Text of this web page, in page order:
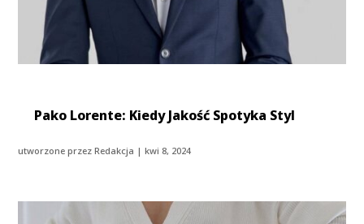
Pako Lorente: Kiedy Jakość Spotyka Styl
utworzone przezRedakcja |kwi 8, 2024